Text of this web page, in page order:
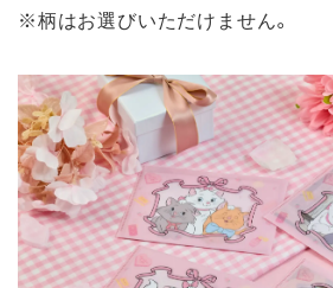
※柄はお選びいただけません。